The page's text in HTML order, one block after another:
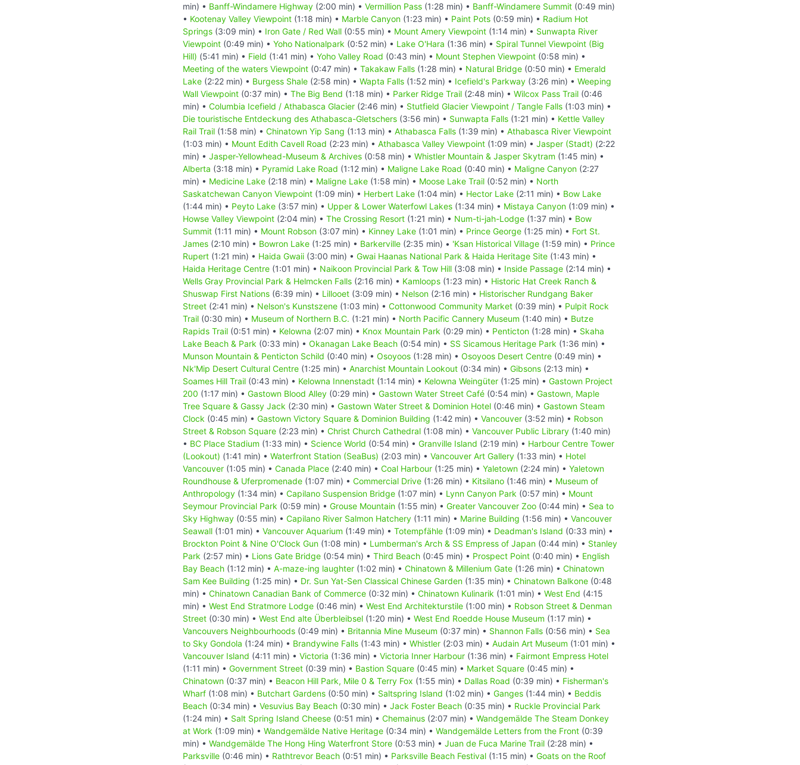
min) • Banff-Windamere Highway (2:00 min) • Vermillion Pass (1:28 min) • Banff-Windamere Summit (0:49 min)
• Kootenay Valley Viewpoint (1:18 min) • Marble Canyon (1:23 min) • Paint Pots (0:59 min) • Radium Hot
Springs (3:09 min) • Iron Gate / Red Wall (0:55 min) • Mount Amery Viewpoint (1:14 min) • Sunwapta River
Viewpoint (0:49 min) • Yoho Nationalpark (0:52 min) • Lake O'Hara (1:36 min) • Spiral Tunnel Viewpoint (Big
Hill) (5:41 min) • Field (1:41 min) • Yoho Valley Road (0:43 min) • Mount Stephen Viewpoint (0:58 min) •
Meeting of the waters Viewpoint (0:47 min) • Takakaw Falls (1:28 min) • Natural Bridge (0:50 min) • Emerald
Lake (2:22 min) • Burgess Shale (2:58 min) • Wapta Falls (1:52 min) • Icefield's Parkway (3:26 min) • Weeping
Wall Viewpoint (0:37 min) • The Big Bend (1:18 min) • Parker Ridge Trail (2:48 min) • Wilcox Pass Trail (0:46
min) • Columbia Icefield / Athabasca Glacier (2:46 min) • Stutfield Glacier Viewpoint / Tangle Falls (1:03 min) •
Die touristische Entdeckung des Athabasca-Gletschers (3:56 min) • Sunwapta Falls (1:21 min) • Kettle Valley
Rail Trail (1:58 min) • Chinatown Yip Sang (1:13 min) • Athabasca Falls (1:39 min) • Athabasca River Viewpoint
(1:03 min) • Mount Edith Cavell Road (2:23 min) • Athabasca Valley Viewpoint (1:09 min) • Jasper (Stadt) (2:22
min) • Jasper-Yellowhead-Museum & Archives (0:58 min) • Whistler Mountain & Jasper Skytram (1:45 min) •
Alberta (3:18 min) • Pyramid Lake Road (1:12 min) • Maligne Lake Road (0:40 min) • Maligne Canyon (2:27
min) • Medicine Lake (2:18 min) • Maligne Lake (1:58 min) • Moose Lake Trail (0:52 min) • North
Saskatchewan Canyon Viewpoint (1:09 min) • Herbert Lake (1:04 min) • Hector Lake (2:11 min) • Bow Lake
(1:44 min) • Peyto Lake (3:57 min) • Upper & Lower Waterfowl Lakes (1:34 min) • Mistaya Canyon (1:09 min) •
Howse Valley Viewpoint (2:04 min) • The Crossing Resort (1:21 min) • Num-ti-jah-Lodge (1:37 min) • Bow
Summit (1:11 min) • Mount Robson (3:07 min) • Kinney Lake (1:01 min) • Prince George (1:25 min) • Fort St.
James (2:10 min) • Bowron Lake (1:25 min) • Barkerville (2:35 min) • 'Ksan Historical Village (1:59 min) • Prince
Rupert (1:21 min) • Haida Gwaii (3:00 min) • Gwai Haanas National Park & Haida Heritage Site (1:43 min) •
Haida Heritage Centre (1:01 min) • Naikoon Provincial Park & Tow Hill (3:08 min) • Inside Passage (2:14 min) •
Wells Gray Provincial Park & Helmcken Falls (2:16 min) • Kamloops (1:23 min) • Historic Hat Creek Ranch &
Shuswap First Nations (6:39 min) • Lillooet (3:09 min) • Nelson (2:16 min) • Historischer Rundgang Baker
Street (2:41 min) • Nelson's Kunstszene (1:03 min) • Cottonwood Community Market (0:39 min) • Pulpit Rock
Trail (0:30 min) • Museum of Northern B.C. (1:21 min) • North Pacific Cannery Museum (1:40 min) • Butze
Rapids Trail (0:51 min) • Kelowna (2:07 min) • Knox Mountain Park (0:29 min) • Penticton (1:28 min) • Skaha
Lake Beach & Park (0:33 min) • Okanagan Lake Beach (0:54 min) • SS Sicamous Heritage Park (1:36 min) •
Munson Mountain & Penticton Schild (0:40 min) • Osoyoos (1:28 min) • Osoyoos Desert Centre (0:49 min) •
Nk'Mip Desert Cultural Centre (1:25 min) • Anarchist Mountain Lookout (0:34 min) • Gibsons (2:13 min) •
Soames Hill Trail (0:43 min) • Kelowna Innenstadt (1:14 min) • Kelowna Weingüter (1:25 min) • Gastown Project
200 (1:17 min) • Gastown Blood Alley (0:29 min) • Gastown Water Street Café (0:54 min) • Gastown, Maple
Tree Square & Gassy Jack (2:30 min) • Gastown Water Street & Dominion Hotel (0:46 min) • Gastown Steam
Clock (0:45 min) • Gastown Victory Square & Dominion Building (1:42 min) • Vancouver (3:52 min) • Robson
Street & Robson Square (2:23 min) • Christ Church Cathedral (1:08 min) • Vancouver Public Library (1:40 min)
• BC Place Stadium (1:33 min) • Science World (0:54 min) • Granville Island (2:19 min) • Harbour Centre Tower
(Lookout) (1:41 min) • Waterfront Station (SeaBus) (2:03 min) • Vancouver Art Gallery (1:33 min) • Hotel
Vancouver (1:05 min) • Canada Place (2:40 min) • Coal Harbour (1:25 min) • Yaletown (2:24 min) • Yaletown
Roundhouse & Uferpromenade (1:07 min) • Commercial Drive (1:26 min) • Kitsilano (1:46 min) • Museum of
Anthropology (1:34 min) • Capilano Suspension Bridge (1:07 min) • Lynn Canyon Park (0:57 min) • Mount
Seymour Provincial Park (0:59 min) • Grouse Mountain (1:55 min) • Greater Vancouver Zoo (0:44 min) • Sea to
Sky Highway (0:55 min) • Capilano River Salmon Hatchery (1:11 min) • Marine Building (1:56 min) • Vancouver
Seawall (1:01 min) • Vancouver Aquarium (1:49 min) • Totempfähle (1:09 min) • Deadman's Island (0:33 min) •
Brockton Point & Nine O'Clock Gun (1:08 min) • Lumberman's Arch & SS Empress of Japan (0:44 min) • Stanley
Park (2:57 min) • Lions Gate Bridge (0:54 min) • Third Beach (0:45 min) • Prospect Point (0:40 min) • English
Bay Beach (1:12 min) • A-maze-ing laughter (1:02 min) • Chinatown & Millenium Gate (1:26 min) • Chinatown
Sam Kee Building (1:25 min) • Dr. Sun Yat-Sen Classical Chinese Garden (1:35 min) • Chinatown Balkone (0:48
min) • Chinatown Canadian Bank of Commerce (0:32 min) • Chinatown Kulinarik (1:01 min) • West End (4:15
min) • West End Stratmore Lodge (0:46 min) • West End Architekturstile (1:00 min) • Robson Street & Denman
Street (0:30 min) • West End alte Überbleibsel (1:20 min) • West End Roedde House Museum (1:17 min) •
Vancouvers Neighbourhoods (0:49 min) • Britannia Mine Museum (0:37 min) • Shannon Falls (0:56 min) • Sea
to Sky Gondola (1:24 min) • Brandywine Falls (1:43 min) • Whistler (2:03 min) • Audain Art Museum (1:01 min) •
Vancouver Island (4:11 min) • Victoria (1:36 min) • Victoria Inner Harbour (1:36 min) • Fairmont Empress Hotel
(1:11 min) • Government Street (0:39 min) • Bastion Square (0:45 min) • Market Square (0:45 min) •
Chinatown (0:37 min) • Beacon Hill Park, Mile 0 & Terry Fox (1:55 min) • Dallas Road (0:39 min) • Fisherman's
Wharf (1:08 min) • Butchart Gardens (0:50 min) • Saltspring Island (1:02 min) • Ganges (1:44 min) • Beddis
Beach (0:34 min) • Vesuvius Bay Beach (0:30 min) • Jack Foster Beach (0:35 min) • Ruckle Provincial Park
(1:24 min) • Salt Spring Island Cheese (0:51 min) • Chemainus (2:07 min) • Wandgemälde The Steam Donkey
at Work (1:09 min) • Wandgemälde Native Heritage (0:34 min) • Wandgemälde Letters from the Front (0:39
min) • Wandgemälde The Hong Hing Waterfront Store (0:53 min) • Juan de Fuca Marine Trail (2:28 min) •
Parksville (0:46 min) • Rathtrevor Beach (0:51 min) • Parksville Beach Festival (1:15 min) • Goats on the Roof